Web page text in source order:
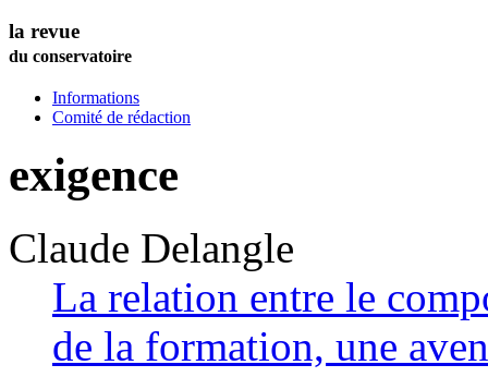
la revue
du conservatoire
Informations
Comité de rédaction
exigence
Claude Delangle
La relation entre le
de la formation, une